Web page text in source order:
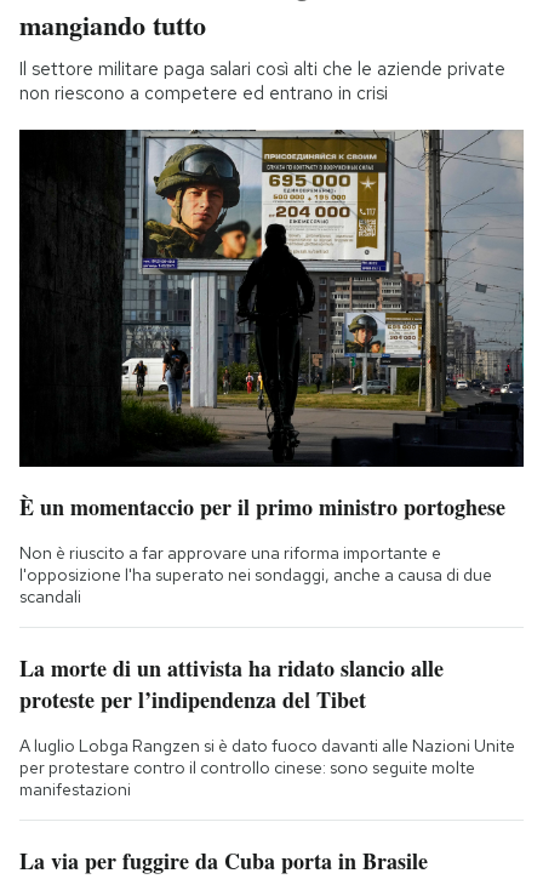
mangiando tutto
Il settore militare paga salari così alti che le aziende private
non riescono a competere ed entrano in crisi
È un momentaccio per il primo ministro portoghese
Non è riuscito a far approvare una riforma importante e
l'opposizione l'ha superato nei sondaggi, anche a causa di due
scandali
La morte di un attivista ha ridato slancio alle
proteste per l’indipendenza del Tibet
A luglio Lobga Rangzen si è dato fuoco davanti alle Nazioni Unite
per protestare contro il controllo cinese: sono seguite molte
manifestazioni
La via per fuggire da Cuba porta in Brasile